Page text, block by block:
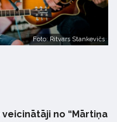
Foto: Ritvars Stankevičs
no “Mārtiņa